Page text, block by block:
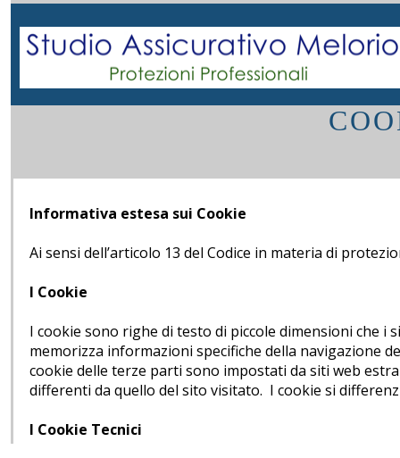
Informativa estesa sui Cookie
Ai sensi dell’articolo 13 del Codice in materia di
I Cookie
I cookie sono righe di testo di piccole dimensioni che
memorizza informazioni specifiche della navigazione
cookie delle terze parti sono impostati da siti web
differenti da quello del sito visitato. I cookie si
I Cookie Tecnici